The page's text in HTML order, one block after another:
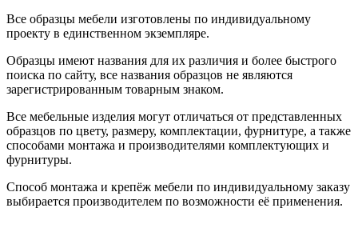
Все образцы мебели изготовлены по индивидуальному
проекту в единственном экземпляре.
Образцы имеют названия для их различия и более быстрого
поиска по сайту, все названия образцов не являются
зарегистрированным товарным знаком.
Все мебельные изделия могут отличаться от представленных
образцов по цвету, размеру, комплектации, фурнитуре, а также
способами монтажа и производителями комплектующих и
фурнитуры.
Способ монтажа и крепёж мебели по индивидуальному заказу
выбирается производителем по возможности её применения.